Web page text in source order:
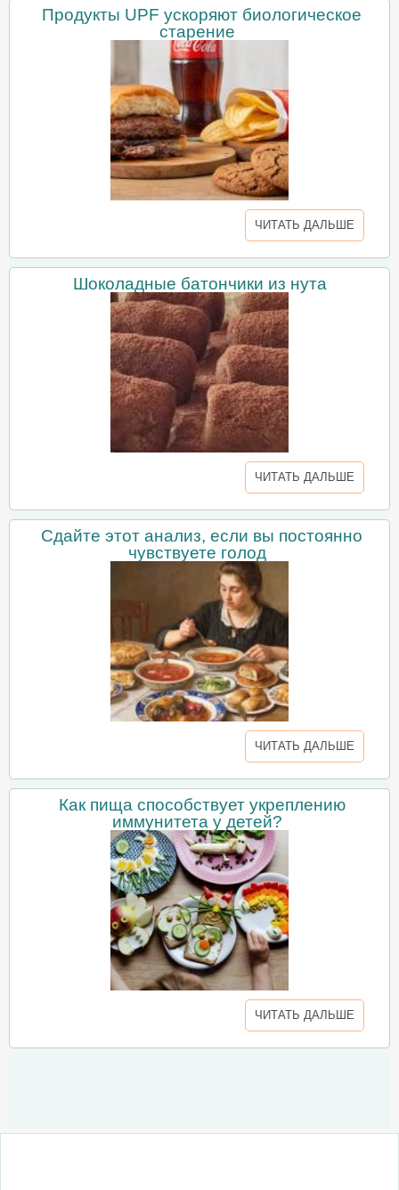
Продукты UPF ускоряют биологическое
старение
ЧИТАТЬ ДАЛЬШЕ
Шоколадные батончики из нута
ЧИТАТЬ ДАЛЬШЕ
Сдайте этот анализ, если вы постоянно
чувствуете голод
ЧИТАТЬ ДАЛЬШЕ
Как пища способствует укреплению
иммунитета у детей?
ЧИТАТЬ ДАЛЬШЕ